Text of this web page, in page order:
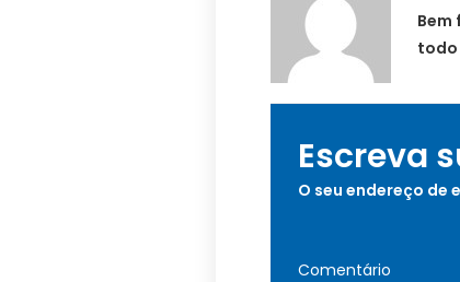
Bem
todo
Escreva
O seu endereço de
Comentário